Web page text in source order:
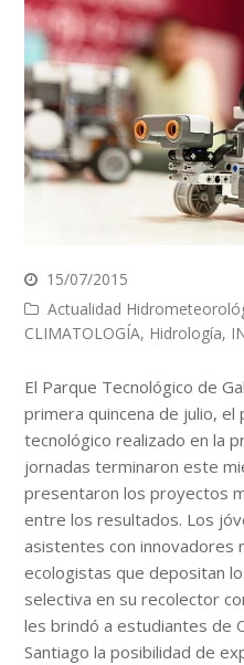
15/07/2015
Actualidad
CLIMATOLOGÍA, Hidrología,
El Parque Tecnológico de
primera quincena de julio,
tecnológico realizado en la
jornadas terminaron este
presentaron los proyectos
entre los resultados. Los
asistentes con
ecologistas que depositan
selectiva en su recolector
les brindó a estudiantes de
Santiago la posibilidad de